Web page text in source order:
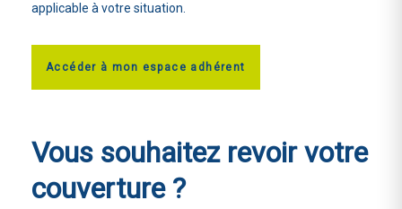
applicable à votre situation.
Accéder à mon espace adhérent
Vous souhaitez revoir votre
couverture ?